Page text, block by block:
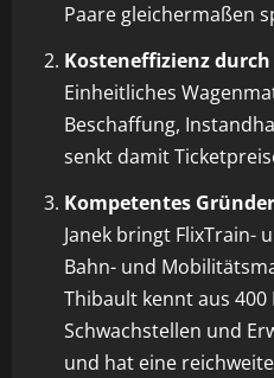
Paare gleichermaßen
Kosteneffizienz
Einheitliches
Beschaffung,
senkt damit
Kompetentes
Janek bringt FlixTrain-
Bahn- und
Thibault kennt aus 400
Schwachstellen und
und hat eine